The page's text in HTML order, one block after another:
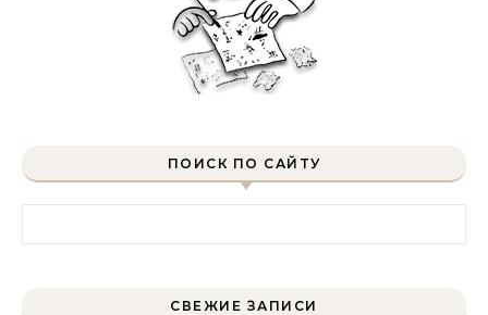
ПОИСК ПО САЙТУ
СВЕЖИЕ ЗАПИСИ